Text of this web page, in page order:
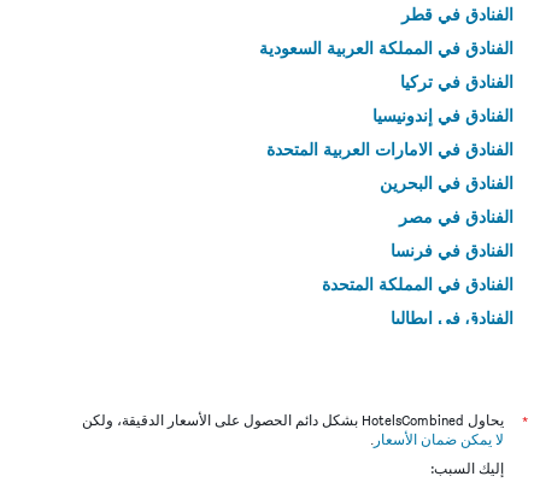
الفنادق في قطر
الفنادق في المملكة العربية السعودية
الفنادق في تركيا
الفنادق في إندونيسيا
الفنادق في الامارات العربية المتحدة
الفنادق في البحرين
الفنادق في مصر
الفنادق في فرنسا
الفنادق في المملكة المتحدة
الفنادق في إيطاليا
*
يحاول HotelsCombined بشكل دائم الحصول على الأسعار الدقيقة، ولكن
لا يمكن ضمان الأسعار .
إليك السبب: